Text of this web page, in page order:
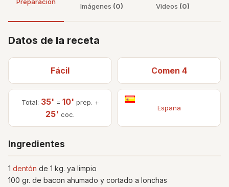
Imágenes (0) Videos (0)
Datos de la receta
Fácil Comen 4
Total: 35' = 10' prep. +
25' coc.
España
Ingredientes
1 dentón de 1 kg. ya limpio
100 gr. de bacon ahumado y cortado a lonchas